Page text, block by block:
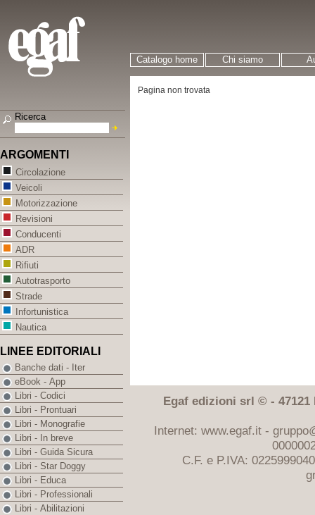
Catalogo home Chi siamo
Pagina non trovata
Egaf edizioni srl © - 47121
Internet: www.egaf.it -
C.F. e P.IVA:
Ricerca
ARGOMENTI
Circolazione
Veicoli
Motorizzazione
Revisioni
Conducenti
ADR
Rifiuti
Autotrasporto
Strade
Infortunistica
Nautica
LINEE EDITORIALI
Banche dati - Iter
eBook - App
Libri - Codici
Libri - Prontuari
Libri - Monografie
Libri - In breve
Libri - Guida Sicura
Libri - Star Doggy
Libri - Educa
Libri - Professionali
Libri - Abilitazioni